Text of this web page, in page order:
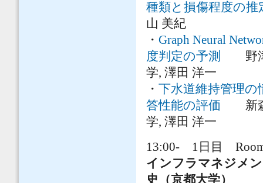
種類と損傷程度の推
山 美紀
・ Graph Neural
度判定の予測
野津
学, 澤田 洋一
・ 下水道維持管理
答性能の評価 新森
学, 澤田 洋一
13:00- 1日目
インフラマネジメ
史（京都大学）